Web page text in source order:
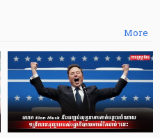
More